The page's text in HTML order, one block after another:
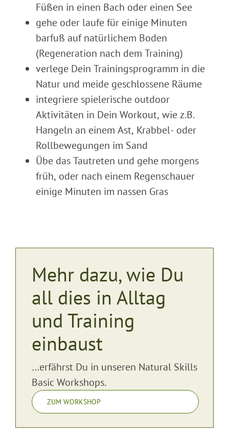
Füßen in einen Bach oder einen See
gehe oder laufe für einige Minuten
barfuß auf natürlichem Boden
(Regeneration nach dem Training)
verlege Dein Trainingsprogramm in die
Natur und meide geschlossene Räume
integriere spielerische outdoor
Aktivitäten in Dein Workout, wie z.B.
Hangeln an einem Ast, Krabbel- oder
Rollbewegungen im Sand
Übe das Tautreten und gehe morgens
früh, oder nach einem Regenschauer
einige Minuten im nassen Gras
Mehr dazu, wie Du
all dies in Alltag
und Training
einbaust
…erfährst Du in unseren Natural Skills
Basic Workshops.
ZUM WORKSHOP